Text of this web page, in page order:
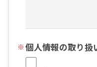
個人情報の取り扱